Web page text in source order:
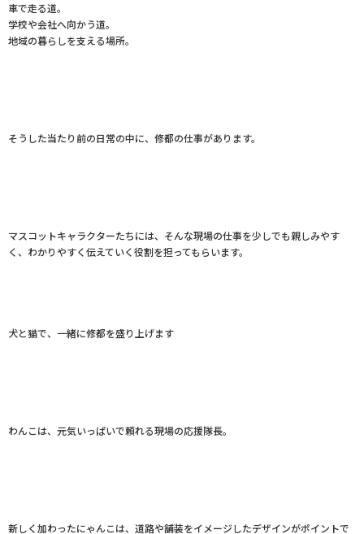
車で走る道。
学校や会社へ向かう道。
地域の暮らしを支える場所。
そうした当たり前の日常の中に、修都の仕事があります。
マスコットキャラクターたちには、そんな現場の仕事を少しでも親しみやす
く、わかりやすく伝えていく役割を担ってもらいます。
犬と猫で、一緒に修都を盛り上げます
わんこは、元気いっぱいで頼れる現場の応援隊長。
新しく加わったにゃんこは、道路や舗装をイメージしたデザインがポイントで